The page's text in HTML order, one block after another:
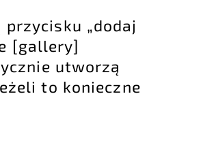
„dodaj
[gallery]
utworzą
to konieczne